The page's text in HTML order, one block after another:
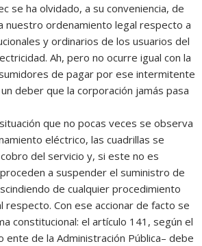
se ha olvidado, a su conveniencia, de
nuestro ordenamiento legal respecto a
y ordinarios de los usuarios del
Ah, pero no ocurre igual con la
de pagar por ese intermitente
deber que la corporación jamás pasa
que no pocas veces se observa
eléctrico, las cuadrillas se
del servicio y, si este no es
a suspender el suministro de
de cualquier procedimiento
respecto. Con ese accionar de facto se
constitucional: el artículo 141, según el
ente de la Administración Pública– debe